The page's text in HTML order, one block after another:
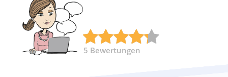
5 Bewertungen